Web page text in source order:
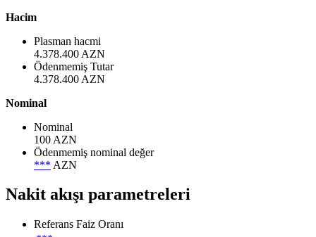
Hacim
Plasman hacmi
4.378.400 AZN
Ödenmemiş Tutar
4.378.400 AZN
Nominal
Nominal
100 AZN
Ödenmemiş nominal değer
*** AZN
Nakit akışı parametreleri
Referans Faiz Oranı